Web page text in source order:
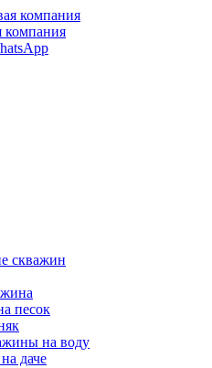
компания
скважин
песок
на воду
даче